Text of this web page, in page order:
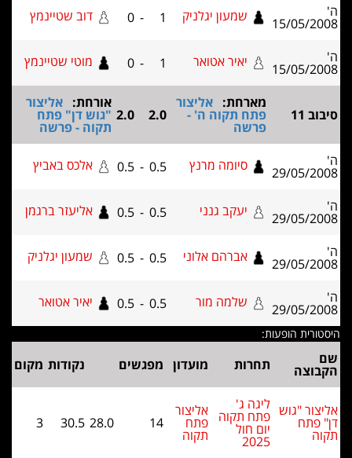
ה'
15/05/2008 שמעון יגלניק 1
-
0 דוב שטיינמץ
ה'
15/05/2008 יאיר אטואר 1
-
0 מוטי שטיינמץ
סיבוב 11
מארחת: אליצור
פתח תקוה ה' -
פרשה
2.0
2.0
אורחת: אליצור
"גוש דן" פתח
תקוה - פרשה
ה'
29/05/2008 סיומה מרנץ 0.5
-
0.5 אלכס באביץ
ה'
29/05/2008 יעקב גנני 0.5
-
0.5 אליעזר ברגמן
ה'
29/05/2008 אברהם אלוני 0.5
-
0.5 שמעון יגלניק
ה'
29/05/2008 שלמה מור 0.5
-
0.5 יאיר אטואר
היסטורית הופעות:
שם
הקבוצה תחרות מועדון מפגשים נקודות מקום
אליצור "גוש
דן" פתח
תקוה
ליגה ג'
פתח תקוה
יום חול
2025
אליצור
פתח
תקוה
14
28.0
30.5
3